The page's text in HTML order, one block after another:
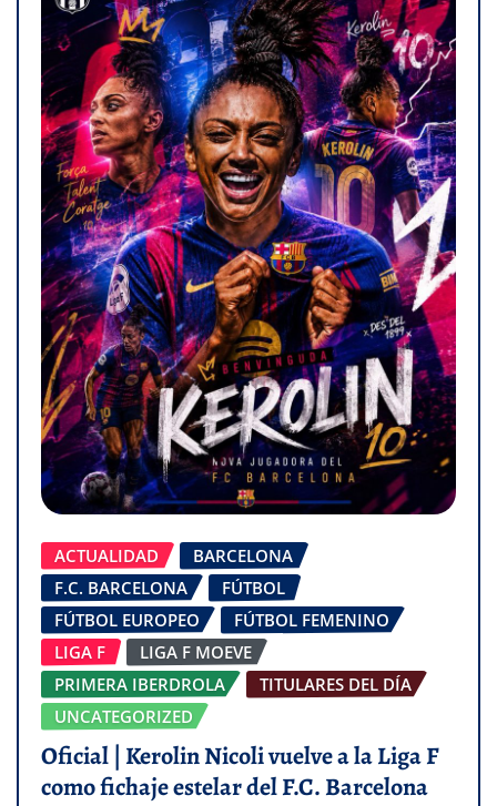
ACTUALIDAD
BARCELONA
F.C. BARCELONA
FÚTBOL
FÚTBOL EUROPEO
FÚTBOL FEMENINO
LIGA F
LIGA F MOEVE
PRIMERA IBERDROLA
TITULARES DEL DÍA
UNCATEGORIZED
Oficial | Kerolin Nicoli vuelve a la Liga F
como fichaje estelar del F.C. Barcelona